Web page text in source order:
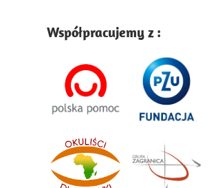
Współpracujemy z :